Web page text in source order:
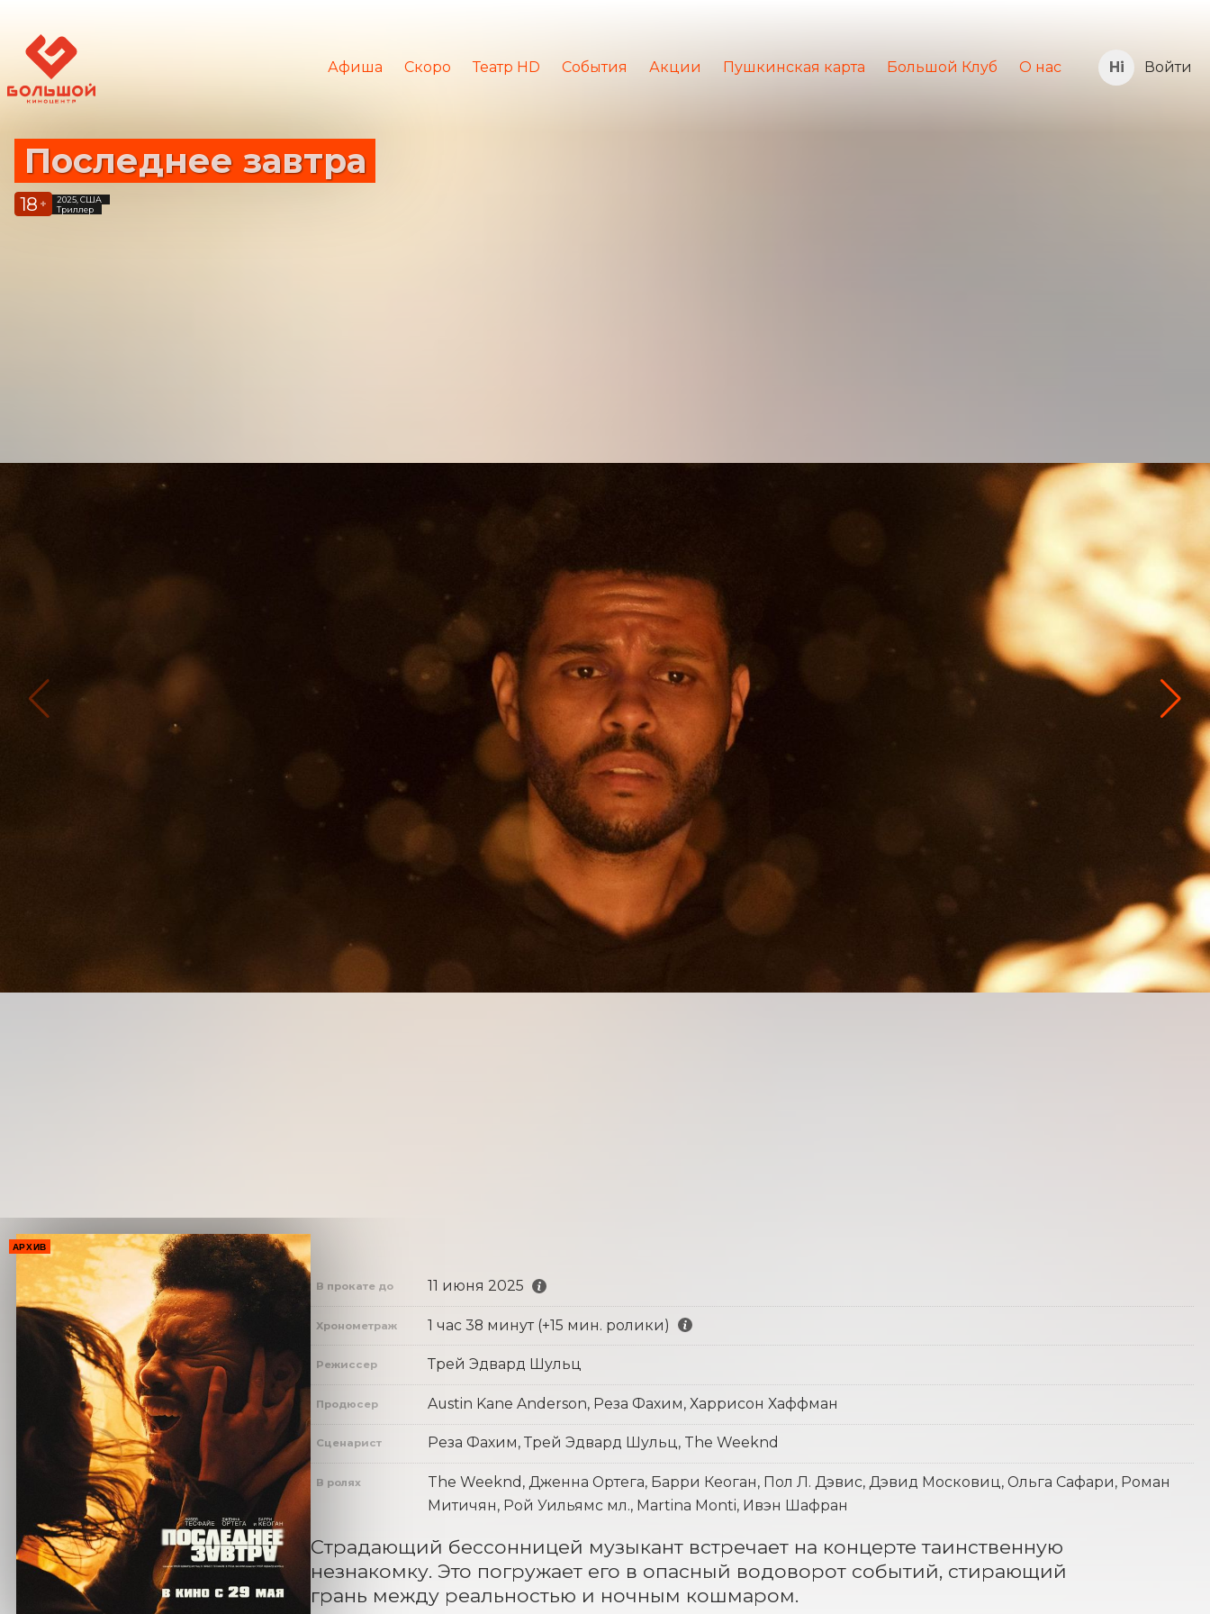
Афиша Скоро Театр HD События Акции Пушкинская карта Большой Клуб О нас Войти
Последнее завтра
18 +
2025, США
Триллер
АРХИВ
В прокате до 11 июня 2025
Хронометраж 1 час 38 минут (+15 мин. ролики)
Режиссер Трей Эдвард Шульц
Продюсер Austin Kane Anderson, Реза Фахим, Харрисон Хаффман
Сценарист Реза Фахим, Трей Эдвард Шульц, The Weeknd
В ролях
The Weeknd, Дженна Ортега, Барри Кеоган, Пол Л. Дэвис, Дэвид Московиц, Ольга Сафари, Роман
Митичян, Рой Уильямс мл., Martina Monti, Ивэн Шафран
Страдающий бессонницей музыкант встречает на концерте таинственную
незнакомку. Это погружает его в опасный водоворот событий, стирающий
грань между реальностью и ночным кошмаром.